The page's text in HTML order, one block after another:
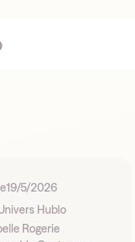
19/5/2026
Hublo
Rogerie